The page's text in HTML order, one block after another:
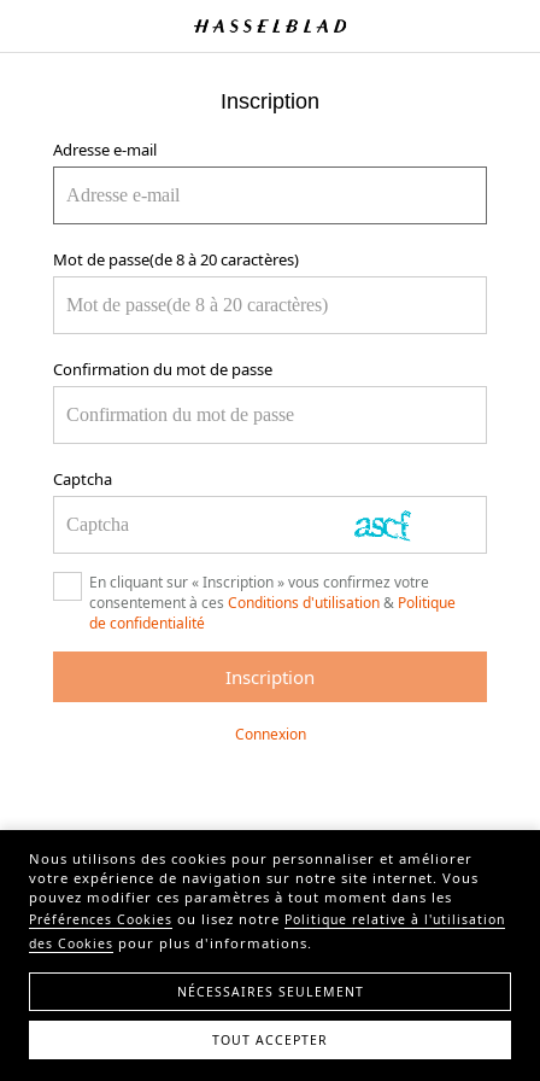
Inscription
Adresse e-mail
Mot de passe(de 8 à 20 caractères)
Confirmation du mot de passe
Captcha
En cliquant sur « Inscription » vous confirmez votre
consentement à ces Conditions d'utilisation& Politique
de confidentialité
Connexion
Nous utilisons des cookies pour personnaliser et améliorer
votre expérience de navigation sur notre site internet. Vous
pouvez modifier ces paramètres à tout moment dans les
Préférences Cookies ou lisez notre Politique relative à l'utilisation
des Cookies pour plus d'informations.
NÉCESSAIRES SEULEMENT
TOUT ACCEPTER